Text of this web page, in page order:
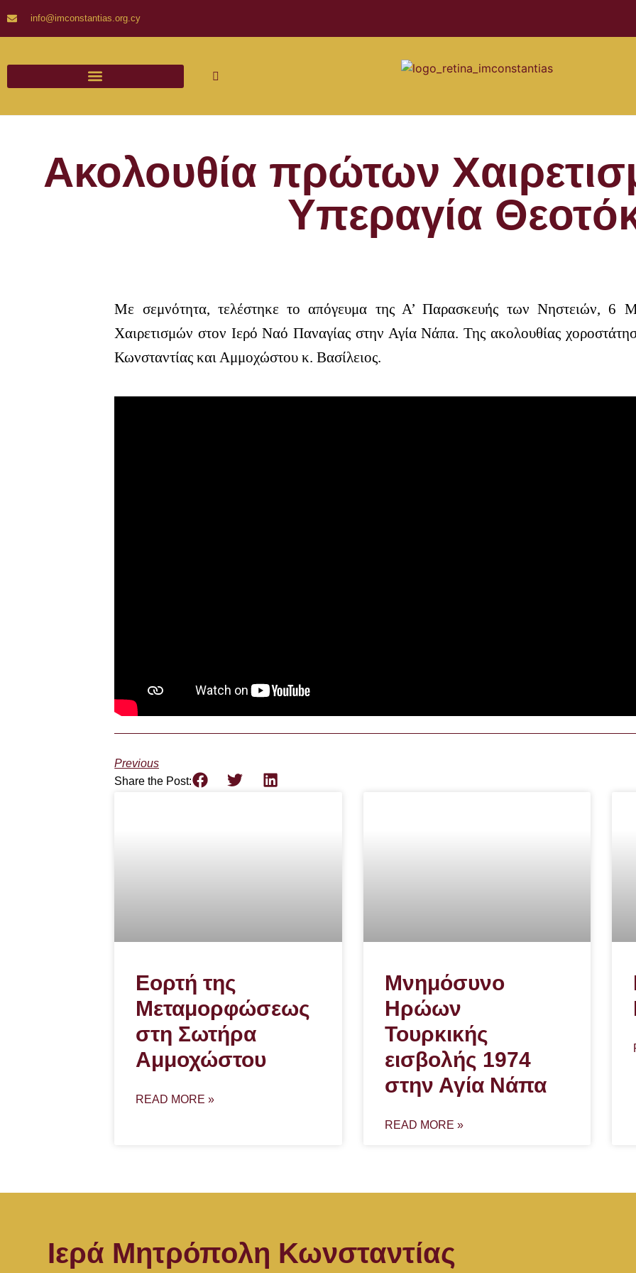
info@imconstantias.org.cy
Ακολουθία πρώτων
Υπεραγία
Με σεμνότητα, τελέστηκε το απόγευμα της Α’ Παρασκευής των Νηστειών, 6
Χαιρετισμών στον Ιερό Ναό Παναγίας στην Αγία Νάπα. Της ακολουθίας
Κωνσταντίας και Αμμοχώστου κ. Βασίλειος.
Previous
Share the Post:
Εορτή της
Μεταμορφώσεως
στη Σωτήρα
Αμμοχώστου
READ MORE »
Μνημόσυνο
Ηρώων
Τουρκικής
εισβολής 1974
στην Αγία Νάπα
READ MORE »
Ιερά Μητρόπολη Κωνσταντίας